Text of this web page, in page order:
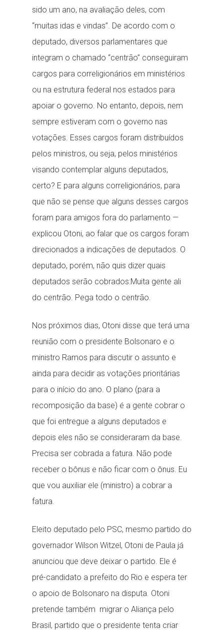
sido um ano, na avaliação deles, com
“muitas idas e vindas”. De acordo com o
deputado, diversos parlamentares que
integram o chamado “centrão” conseguiram
cargos para correligionários em ministérios
ou na estrutura federal nos estados para
apoiar o governo. No entanto, depois, nem
sempre estiveram com o governo nas
votações. Esses cargos foram distribuídos
pelos ministros, ou seja, pelos ministérios
visando contemplar alguns deputados,
certo? E para alguns correligionários, para
que não se pense que alguns desses cargos
foram para amigos fora do parlamento —
explicou Otoni, ao falar que os cargos foram
direcionados a indicações de deputados. O
deputado, porém, não quis dizer quais
deputados serão cobrados:Muita gente ali
do centrão. Pega todo o centrão.
Nos próximos dias, Otoni disse que terá uma
reunião com o presidente Bolsonaro e o
ministro Ramos para discutir o assunto e
ainda para decidir as votações prioritárias
para o início do ano. O plano (para a
recomposição da base) é a gente cobrar o
que foi entregue a alguns deputados e
depois eles não se consideraram da base.
Precisa ser cobrada a fatura. Não pode
receber o bônus e não ficar com o ônus. Eu
que vou auxiliar ele (ministro) a cobrar a
fatura.
Eleito deputado pelo PSC, mesmo partido do
governador Wilson Witzel, Otoni de Paula já
anunciou que deve deixar o partido. Ele é
pré-candidato a prefeito do Rio e espera ter
o apoio de Bolsonaro na disputa. Otoni
pretende também migrar o Aliança pelo
Brasil, partido que o presidente tenta criar